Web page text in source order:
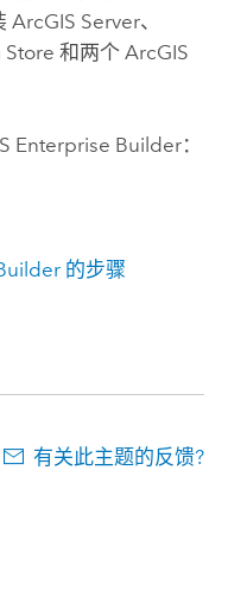
Server、
和两个 ArcGIS
Enterprise Builder：
的步骤
有关此主题的反馈?